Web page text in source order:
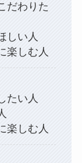
だわりた
しい人
楽しむ人
たい人
楽しむ人